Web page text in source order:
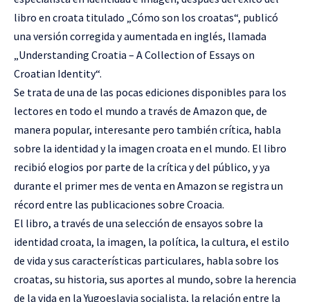
libro en croata titulado „Cómo son los croatas“, publicó
una versión corregida y aumentada en inglés, llamada
„Understanding Croatia – A Collection of Essays on
Croatian Identity“.
Se trata de una de las pocas ediciones disponibles para los
lectores en todo el mundo a través de Amazon que, de
manera popular, interesante pero también crítica, habla
sobre la identidad y la imagen croata en el mundo. El libro
recibió elogios por parte de la crítica y del público, y ya
durante el primer mes de venta en Amazon se registra un
récord entre las publicaciones sobre Croacia.
El libro, a través de una selección de ensayos sobre la
identidad croata, la imagen, la política, la cultura, el estilo
de vida y sus características particulares, habla sobre los
croatas, su historia, sus aportes al mundo, sobre la herencia
de la vida en la Yugoeslavia socialista, la relación entre la